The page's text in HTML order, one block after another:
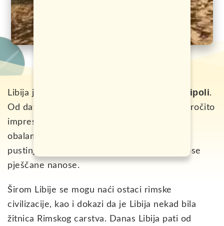
Libija je zemlja Tripoli.
Od davnina je bila raskrnica civilizacija, a naročito
impresivni su ostaci grada Leptis Magna na
obalama Meditaerana. Libija je pretežno
pustinjska zemlja sa jakim vjetrovima koji nose
pješčane nanose.
Širom Libije se mogu naći ostaci rimske
civilizacije, kao i dokazi da je Libija nekad bila
žitnica Rimskog carstva. Danas Libija pati od